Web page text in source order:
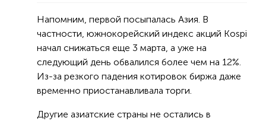
Напомним, первой посыпалась Азия. В
частности, южнокорейский индекс акций Kospi
начал снижаться еще 3 марта, а уже на
следующий день обвалился более чем на 12%.
Из-за резкого падения котировок биржа даже
временно приостанавливала торги.
Другие азиатские страны не остались в